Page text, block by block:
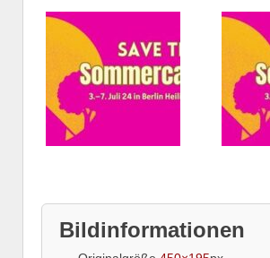
Bildinformationen